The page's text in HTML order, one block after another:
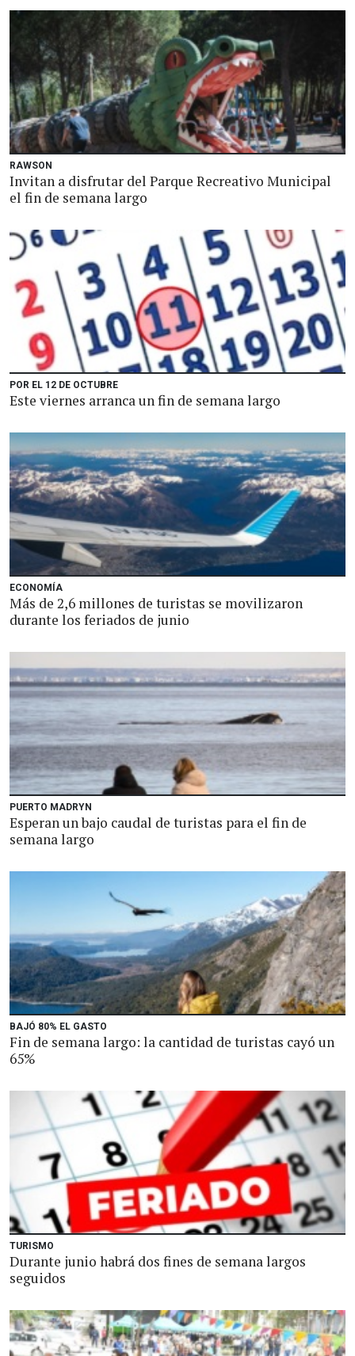
RAWSON
Invitan a disfrutar del Parque Recreativo Municipal
el fin de semana largo
POR EL 12 DE OCTUBRE
Este viernes arranca un fin de semana largo
ECONOMÍA
Más de 2,6 millones de turistas se movilizaron
durante los feriados de junio
PUERTO MADRYN
Esperan un bajo caudal de turistas para el fin de
semana largo
BAJÓ 80% EL GASTO
Fin de semana largo: la cantidad de turistas cayó un
65%
TURISMO
Durante junio habrá dos fines de semana largos
seguidos